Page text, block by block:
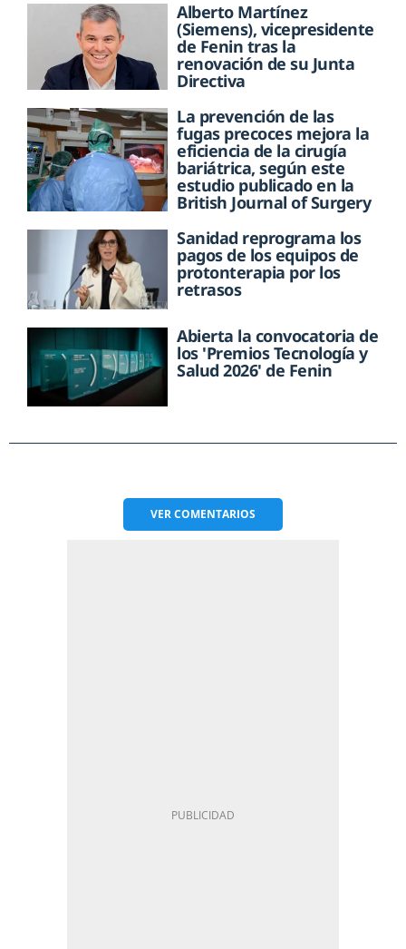
Alberto Martínez
(Siemens), vicepresidente
de Fenin tras la
renovación de su Junta
Directiva
La prevención de las
fugas precoces mejora la
eficiencia de la cirugía
bariátrica, según este
estudio publicado en la
British Journal of Surgery
Sanidad reprograma los
pagos de los equipos de
protonterapia por los
retrasos
Abierta la convocatoria de
los 'Premios Tecnología y
Salud 2026' de Fenin
VERCOMENTARIOS